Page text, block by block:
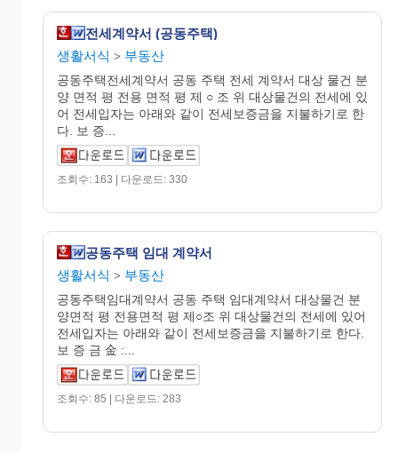
전세계약서 (공동주택)
생활서식 > 부동산
공동주택전세계약서 공동 주택 전세 계약서 대상 물건 분
양 면적 평 전용 면적 평 제 ○ 조 위 대상물건의 전세에 있
어 전세입자는 아래와 같이 전세보증금을 지불하기로 한
다. 보 증...
조회수: 163 | 다운로드: 330
공동주택 임대 계약서
생활서식 > 부동산
공동주택임대계약서 공동 주택 임대계약서 대상물건 분
양면적 평 전용면적 평 제○조 위 대상물건의 전세에 있어
전세입자는 아래와 같이 전세보증금을 지불하기로 한다.
보 증 금 金 :...
조회수: 85 | 다운로드: 283